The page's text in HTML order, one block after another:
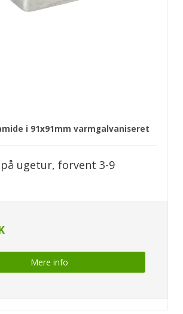
i 91x91mm varmgalvaniseret
på ugetur, forvent 3-9
Mere info